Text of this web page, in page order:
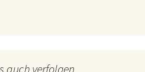
auch verfolgen